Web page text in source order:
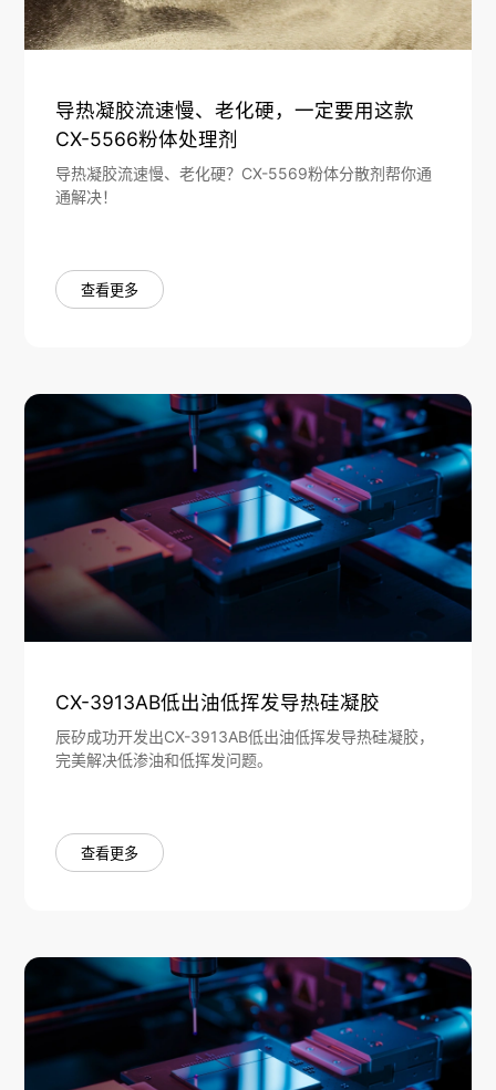
导热凝胶流速慢、老化硬，一定要用这款
CX-5566粉体处理剂
导热凝胶流速慢、老化硬？CX-5569粉体分散剂帮你通
通解决！
查看更多
CX-3913AB低出油低挥发导热硅凝胶
辰矽成功开发出CX-3913AB低出油低挥发导热硅凝胶，
完美解决低渗油和低挥发问题。
查看更多